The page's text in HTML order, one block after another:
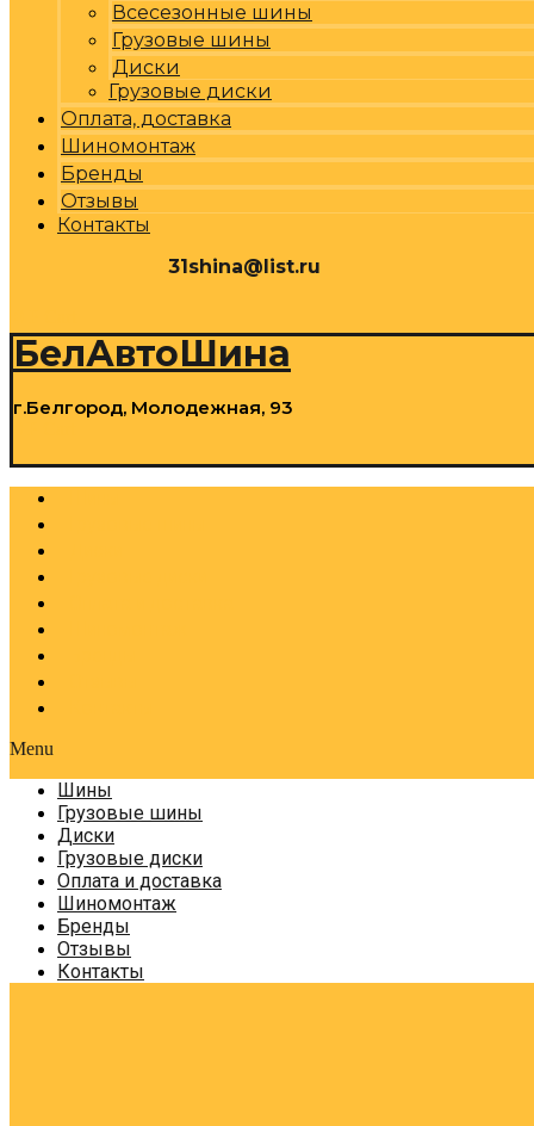
Всесезонные шины
Грузовые шины
Диски
Грузовые диски
Оплата, доставка
Шиномонтаж
Бренды
Отзывы
Контакты
31shina@list.ru
БелАвтоШина
г.Белгород, Молодежная, 93
Menu
Шины
Грузовые шины
Диски
Грузовые диски
Оплата и доставка
Шиномонтаж
Бренды
Отзывы
Контакты